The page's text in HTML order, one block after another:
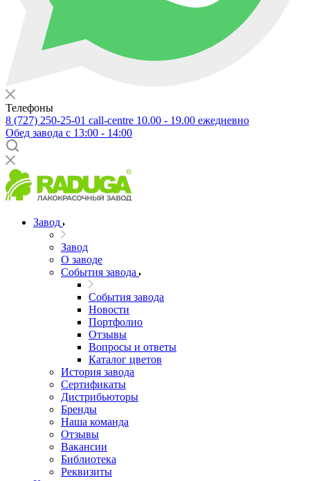
Телефоны
8 (727) 250-25-01 call-centre 10.00 - 19.00 ежедневно
Обед завода с 13:00 - 14:00
Завод
Завод
О заводе
События завода
События завода
Новости
Портфолио
Отзывы
Вопросы и ответы
Каталог цветов
История завода
Сертификаты
Дистрибьюторы
Бренды
Наша команда
Отзывы
Вакансии
Библиотека
Реквизиты